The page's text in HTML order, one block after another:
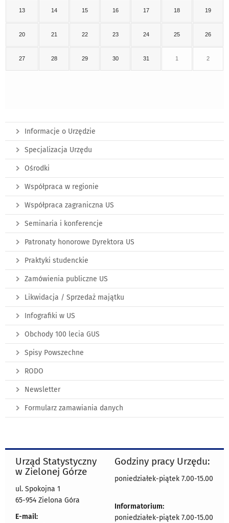
13 14 15 16 17 18 19
20 21 22 23 24 25 26
27 28 29 30 31 1 2
Informacje o Urzędzie
Specjalizacja Urzędu
Ośrodki
Współpraca w regionie
Współpraca zagraniczna US
Seminaria i konferencje
Patronaty honorowe Dyrektora US
Praktyki studenckie
Zamówienia publiczne US
Likwidacja / Sprzedaż majątku
Infografiki w US
Obchody 100 lecia GUS
Spisy Powszechne
RODO
Newsletter
Formularz zamawiania danych
Urząd Statystyczny
w Zielonej Górze
ul. Spokojna 1
65-954 Zielona Góra
E-mail:
Godziny pracy Urzędu:
poniedziałek-piątek 7.00-15.00
Informatorium:
poniedziałek-piątek 7.00-15.00